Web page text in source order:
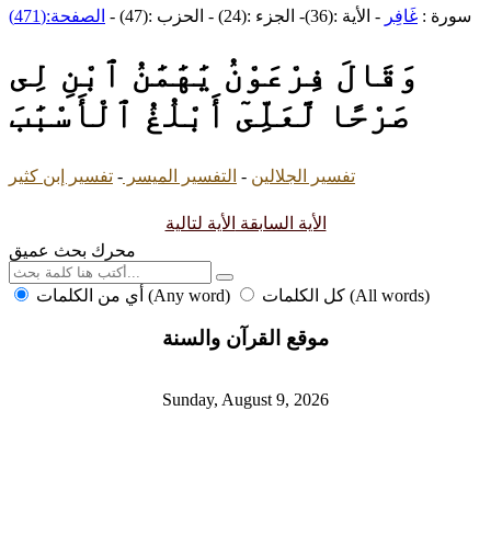
سورة : غَافِر - الأية :(36)- الجزء :(24) - الحزب :(47) - الصفحة:(471)
وَقَالَ فِرْعَوْنُ يَٰهَٰمَٰنُ ٱبْنِ لِى
صَرْحًا لَّعَلِّىٓ أَبْلُغُ ٱلْأَسْبَٰبَ
تفسير الجلالين - التفسير الميسر - تفسير إبن كثير
الأية السابقة الأية لتالية
محرك بحث عميق
أي من الكلمات (Any word) كل الكلمات (All words)
موقع القرآن والسنة
Sunday, August 9, 2026